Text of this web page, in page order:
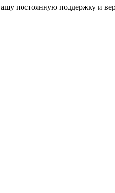
постоянную поддержку и